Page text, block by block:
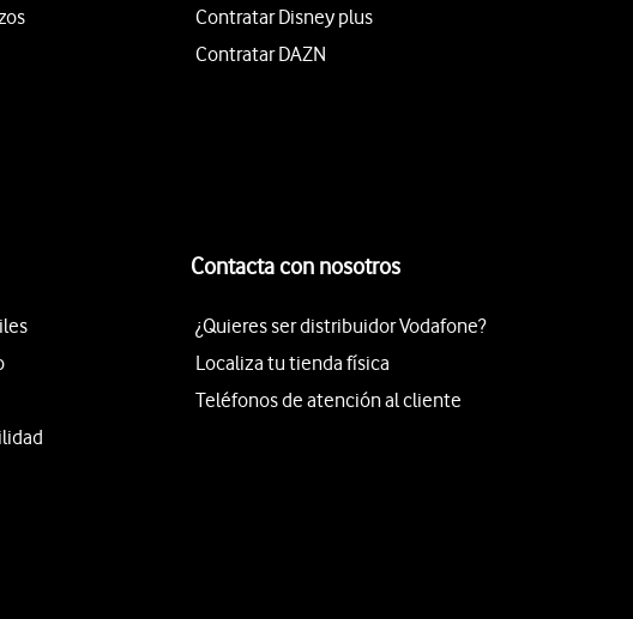
Contratar Disney plus
Contratar DAZN
Contacta con nosotros
¿Quieres ser distribuidor Vodafone?
Localiza tu tienda física
Teléfonos de atención al cliente